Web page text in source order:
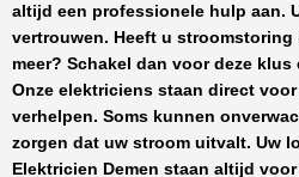
altijd een professionele hulp aan.
vertrouwen. Heeft u
meer? Schakel dan voor deze
Onze elektriciens staan direct
verhelpen. Soms kunnen
zorgen dat uw stroom uitvalt. Uw
Elektricien Demen staan altijd voor